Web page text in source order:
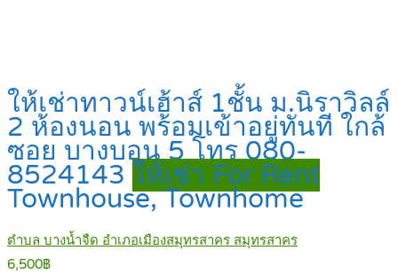
ให้เช่าทาวน์เฮ้าส์ 1ชั้น ม.นิราวิลล์
2 ห้องนอน พร้อมเข้าอยู่ทันที ใกล้
ซอย บางบอน 5 โทร 080-
8524143 ให้เช่า For Rent
Townhouse, Townhome
ตำบล บางน้ำจืด อำเภอเมืองสมุทรสาคร สมุทรสาคร
6,500฿